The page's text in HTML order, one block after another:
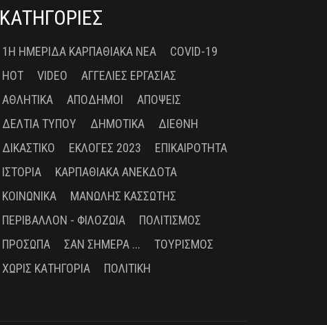
ΚΑΤΗΓΟΡΙΕΣ
1Η ΗΜΕΡΊΔΑ ΚΑΡΠΑΘΙΑΚΆ ΝΈΑ
COVID-19
HOT
VIDEO
ΑΓΓΕΛΊΕΣ ΕΡΓΑΣΊΑΣ
ΑΘΛΗΤΙΚΆ
ΑΠΌΔΗΜΟΙ
ΑΠΌΨΕΙΣ
ΔΕΛΤΊΑ ΤΎΠΟΥ
ΔΗΜΟΤΙΚΆ
ΔΙΕΘΝΉ
ΔΙΚΑΣΤΙΚΌ
ΕΚΛΟΓΈΣ 2023
ΕΠΙΚΑΙΡΌΤΗΤΑ
ΙΣΤΟΡΊΑ
ΚΑΡΠΑΘΙΑΚΆ ΑΝΈΚΔΟΤΑ
ΚΟΙΝΩΝΙΚΆ
ΜΑΝΏΛΗΣ ΚΑΣΣΏΤΗΣ
ΠΕΡΙΒΆΛΛΟΝ - ΦΙΛΟΖΩΊΑ
ΠΟΛΙΤΙΣΜΌΣ
ΠΡΌΣΩΠΑ
ΣΑΝ ΣΉΜΕΡΑ ...
ΤΟΥΡΙΣΜΌΣ
ΧΩΡΊΣ ΚΑΤΗΓΟΡΊΑ
ΠΟΛΙΤΙΚΉ